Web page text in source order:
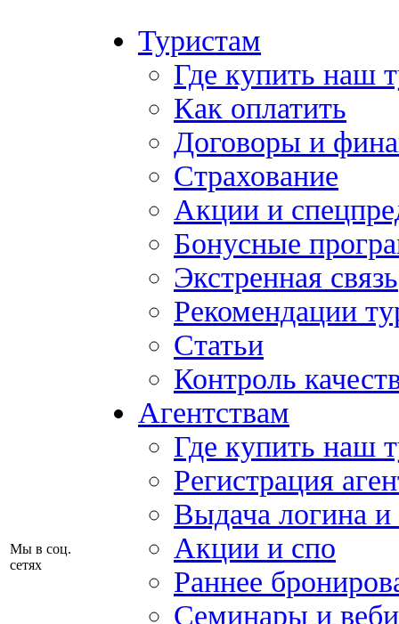
Мы в соц.
сетях
Туристам
Где купить наш
Как оплатить
Договоры и
Страхование
Акции и
Бонусные
Экстренная связь
Рекомендации
Статьи
Контроль
Агентствам
Где купить наш
Регистрация
Выдача логина и
Акции и спо
Раннее
Семинары и